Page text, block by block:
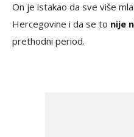
On je istakao da sve više
Hercegovine i da se to nije
prethodni period.